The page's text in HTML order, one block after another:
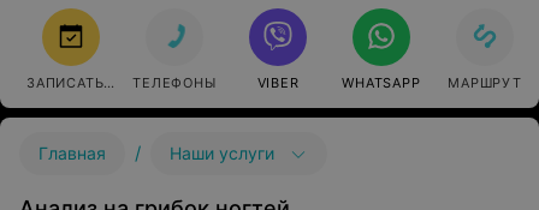
ЗАПИСАТЬСЯ ТЕЛЕФОНЫ VIBER WHATSAPP МАРШРУТ
Главная / Наши услуги